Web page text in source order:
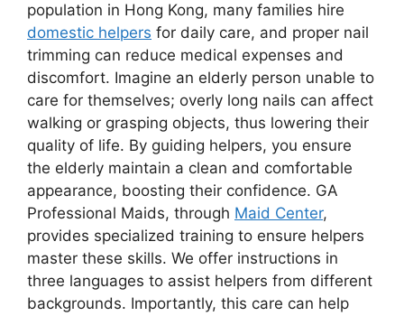
population in Hong Kong, many families hire
domestic helpers for daily care, and proper nail
trimming can reduce medical expenses and
discomfort. Imagine an elderly person unable to
care for themselves; overly long nails can affect
walking or grasping objects, thus lowering their
quality of life. By guiding helpers, you ensure
the elderly maintain a clean and comfortable
appearance, boosting their confidence. GA
Professional Maids, through Maid Center,
provides specialized training to ensure helpers
master these skills. We offer instructions in
three languages to assist helpers from different
backgrounds. Importantly, this care can help